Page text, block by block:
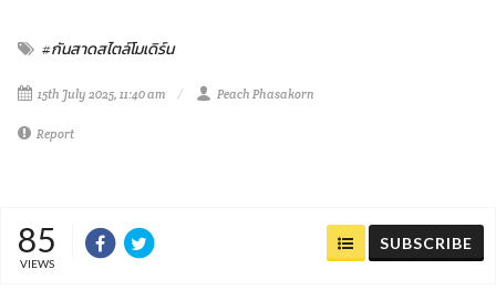
#กันสาดสไตล์โมเดิร์น
15th July 2025, 11:40 am Peach Phasakorn
Report
85
VIEWS
SUBSCRIBE